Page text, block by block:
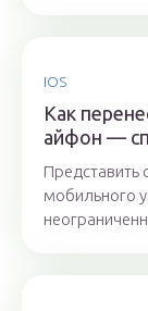
IOS
Как
айфон —
Представить
мобильного